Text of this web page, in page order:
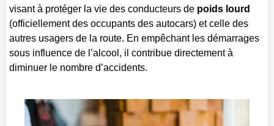
visant à protéger la vie des conducteurs de poids lourd
(officiellement des occupants des autocars) et celle des
autres usagers de la route. En empêchant les démarrages
sous influence de l’alcool, il contribue directement à
diminuer le nombre d’accidents.